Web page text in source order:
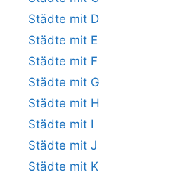
Städte mit D
Städte mit E
Städte mit F
Städte mit G
Städte mit H
Städte mit I
Städte mit J
Städte mit K